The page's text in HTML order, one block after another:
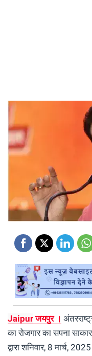
Jaipurजयपुर ।
का रोजगार का सपना
द्वारा शनिवार, 8 मार्च,